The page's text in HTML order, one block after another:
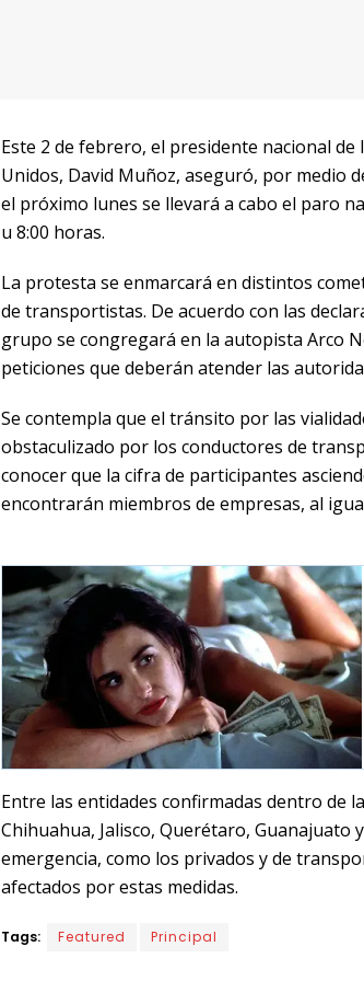
Este 2 de febrero, el presidente nacional de
Unidos, David Muñoz, aseguró, por medio
el próximo lunes se llevará a cabo el paro
u 8:00 horas.
La protesta se enmarcará en distintos
de transportistas. De acuerdo con las
grupo se congregará en la autopista Arco
peticiones que deberán atender las
Se contempla que el tránsito por las
obstaculizado por los conductores de
conocer que la cifra de participantes
encontrarán miembros de empresas, al
Entre las entidades confirmadas dentro de
Chihuahua, Jalisco, Querétaro, Guanajuato
emergencia, como los privados y de
afectados por estas medidas.
Tags: Featured Principal